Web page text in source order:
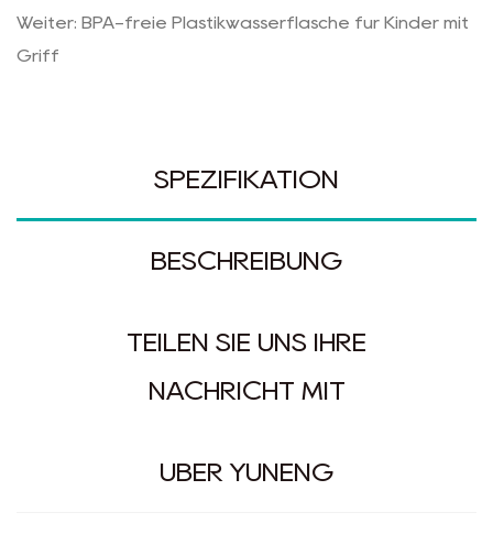
Weiter: BPA-freie Plastikwasserflasche für Kinder mit
Griff
SPEZIFIKATION
BESCHREIBUNG
TEILEN SIE UNS IHRE
NACHRICHT MIT
ÜBER YUNENG